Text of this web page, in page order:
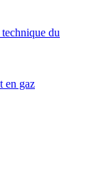
du
en gaz